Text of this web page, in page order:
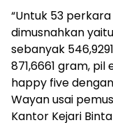
“Untuk 53
dimusnahkan
sebanyak
871,6661 gram,
happy five
Wayan usai
Kantor Kejari